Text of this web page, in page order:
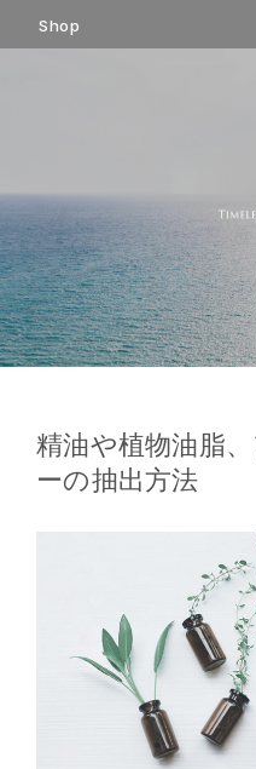
Shop
ン
ス
キ
ッ
プ
精油や植物油脂
ーの抽出方法